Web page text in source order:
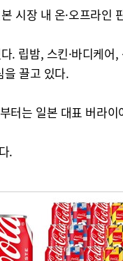
시장 내 온·오프라인
밤, 스킨·바디케
을 끌고 있다.
는 일본 대표 버라
.